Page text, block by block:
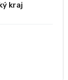
kraj